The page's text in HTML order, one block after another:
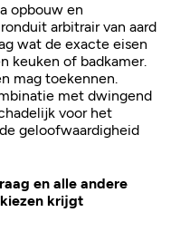
opbouw en
arbitrair van aard
wat de exacte eisen
keuken of badkamer.
mag toekennen.
met dwingend
voor het
geloofwaardigheid
en alle andere
krijgt